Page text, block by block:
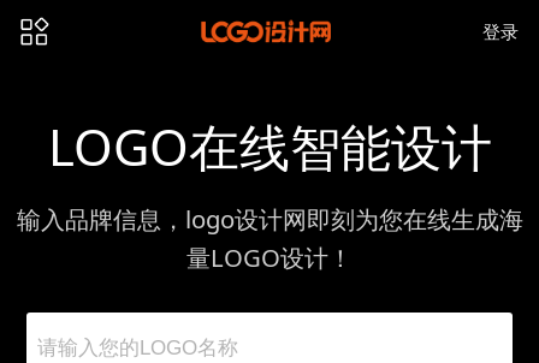
登录
LOGO在线智能设计
输入品牌信息，logo设计网即刻为您在线生成海
量LOGO设计！